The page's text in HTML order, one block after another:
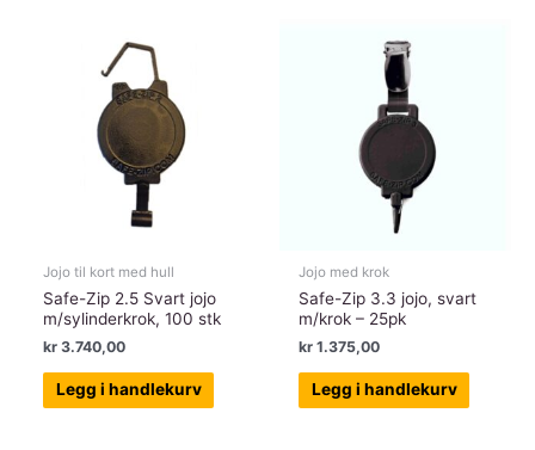
Jojo til kort med hull
Safe-Zip 2.5 Svart jojo
m/sylinderkrok, 100 stk
kr 3.740,00
Legg i handlekurv
Jojo med krok
Safe-Zip 3.3 jojo, svart
m/krok – 25pk
kr 1.375,00
Legg i handlekurv